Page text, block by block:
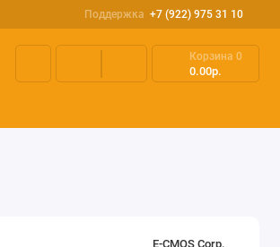
Поддержка +7 (922) 975 31 10
Корзина 0
0.00р.
E-CMOS Corp.